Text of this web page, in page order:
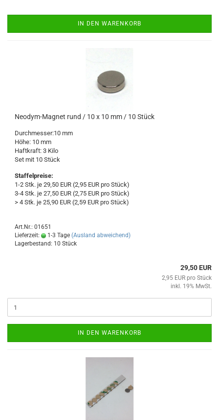
IN DEN WARENKORB
Neodym-Magnet rund / 10 x 10 mm / 10 Stück
Durchmesser:10 mm
Höhe: 10 mm
Haftkraft: 3 Kilo
Set mit 10 Stück
Staffelpreise:
1-2 Stk. je 29,50 EUR (2,95 EUR pro Stück)
3-4 Stk. je 27,50 EUR (2,75 EUR pro Stück)
> 4 Stk. je 25,90 EUR (2,59 EUR pro Stück)
Art.Nr.: 01651
Lieferzeit:
1-3 Tage (Ausland abweichend)
Lagerbestand: 10 Stück
29,50 EUR
2,95 EUR pro Stück
inkl. 19% MwSt.
IN DEN WARENKORB